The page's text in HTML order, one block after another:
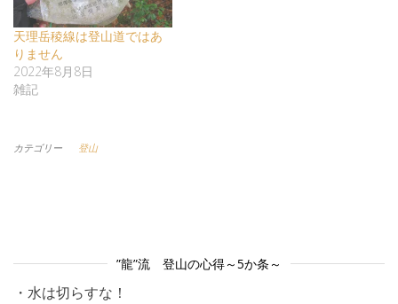
天理岳稜線は登山道ではあ
りません
2022年8月8日
雑記
カテゴリー 登山
”龍”流 登山の心得～5か条～
・水は切らすな！